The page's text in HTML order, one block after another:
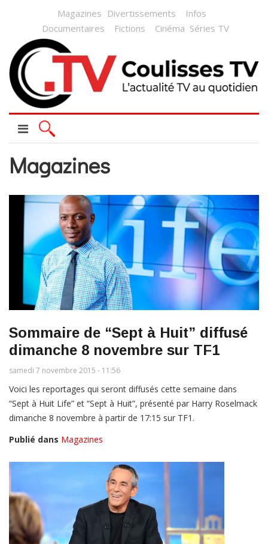
Magazines Divertissements
Infos
Documentaires
Fictions Cinéma Séries TV
Magazines
Sommaire de “Sept à Huit” diffusé
dimanche 8 novembre sur TF1
samedi 7 novembre 2015 - 11:56
Voici les reportages qui seront diffusés cette semaine dans
“Sept à Huit Life” et “Sept à Huit”, présenté par Harry Roselmack
dimanche 8 novembre à partir de 17:15 sur TF1.
Publié dans Magazines